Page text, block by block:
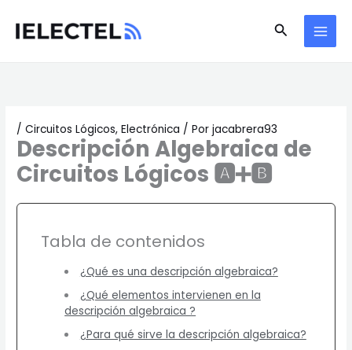
Buscar
/Circuitos Lógicos,Electrónica / Porjacabrera93
Descripción Algebraica de
Circuitos Lógicos 🅰️➕🅱️
Tabla de contenidos
¿Qué es una descripción algebraica?
¿Qué elementos intervienen en la
descripción algebraica ?
¿Para qué sirve la descripción algebraica?